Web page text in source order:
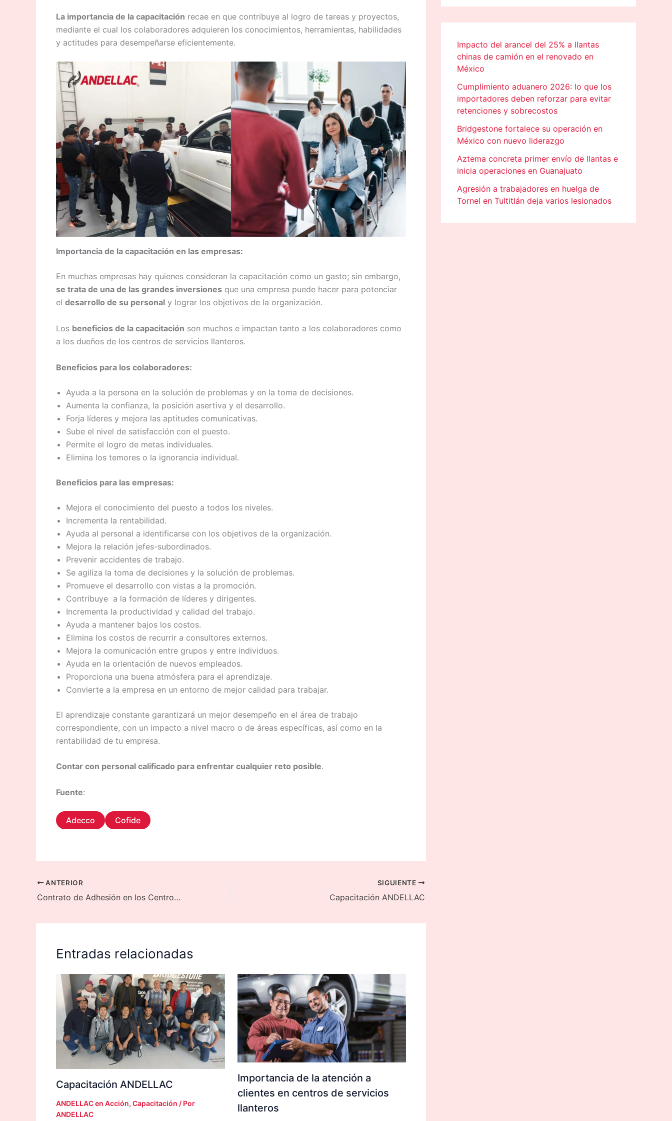
La importancia de la capacitación recae en que contribuye al logro de tareas y proyectos,
mediante el cual los colaboradores adquieren los conocimientos, herramientas, habilidades
y actitudes para desempeñarse eficientemente.
Importancia de la capacitación en las empresas:
En muchas empresas hay quienes consideran la capacitación como un gasto; sin embargo,
se trata de una de las grandes inversiones que una empresa puede hacer para potenciar
el desarrollo de su personal y lograr los objetivos de la organización.
Los beneficios de la capacitación son muchos e impactan tanto a los colaboradores como
a los dueños de los centros de servicios llanteros.
Beneficios para los colaboradores:
Ayuda a la persona en la solución de problemas y en la toma de decisiones.
Aumenta la confianza, la posición asertiva y el desarrollo.
Forja líderes y mejora las aptitudes comunicativas.
Sube el nivel de satisfacción con el puesto.
Permite el logro de metas individuales.
Elimina los temores o la ignorancia individual.
Beneficios para las empresas:
Mejora el conocimiento del puesto a todos los niveles.
Incrementa la rentabilidad.
Ayuda al personal a identificarse con los objetivos de la organización.
Mejora la relación jefes-subordinados.
Prevenir accidentes de trabajo.
Se agiliza la toma de decisiones y la solución de problemas.
Promueve el desarrollo con vistas a la promoción.
Contribuye a la formación de líderes y dirigentes.
Incrementa la productividad y calidad del trabajo.
Ayuda a mantener bajos los costos.
Elimina los costos de recurrir a consultores externos.
Mejora la comunicación entre grupos y entre individuos.
Ayuda en la orientación de nuevos empleados.
Proporciona una buena atmósfera para el aprendizaje.
Convierte a la empresa en un entorno de mejor calidad para trabajar.
El aprendizaje constante garantizará un mejor desempeño en el área de trabajo
correspondiente, con un impacto a nivel macro o de áreas específicas, así como en la
rentabilidad de tu empresa.
Contar con personal calificado para enfrentar cualquier reto posible.
Fuente:
Adecco Cofide
ANTERIOR
Contrato de Adhesión en los Centros de Servicios Llanteros
SIGUIENTE
Capacitación ANDELLAC
Entradas relacionadas
Capacitación ANDELLAC
ANDELLAC en Acción, Capacitación / Por
ANDELLAC
Importancia de la atención a
clientes en centros de servicios
llanteros
Impacto del arancel del 25% a llantas
chinas de camión en el renovado en
México
Cumplimiento aduanero 2026: lo que los
importadores deben reforzar para evitar
retenciones y sobrecostos
Bridgestone fortalece su operación en
México con nuevo liderazgo
Aztema concreta primer envío de llantas e
inicia operaciones en Guanajuato
Agresión a trabajadores en huelga de
Tornel en Tultitlán deja varios lesionados